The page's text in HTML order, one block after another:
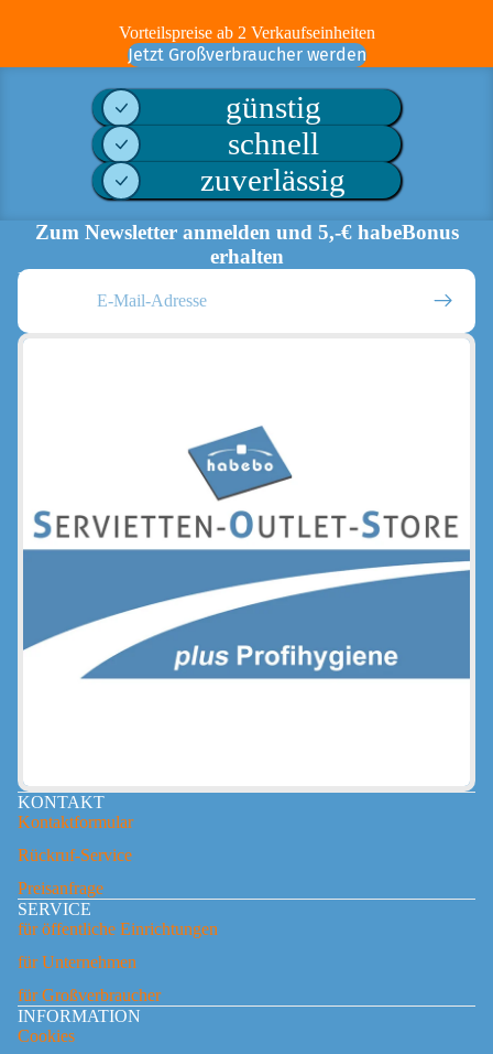
Vorteilspreise ab 2 Verkaufseinheiten
Jetzt Großverbraucher werden
günstig
schnell
zuverlässig
Zum Newsletter anmelden und 5,-€ habeBonus
erhalten
E-Mail
KONTAKT
Kontaktformular
Rückruf-Service
Preisanfrage
SERVICE
für öffentliche Einrichtungen
für Unternehmen
für Großverbraucher
INFORMATION
Cookies
Widerrufsrecht